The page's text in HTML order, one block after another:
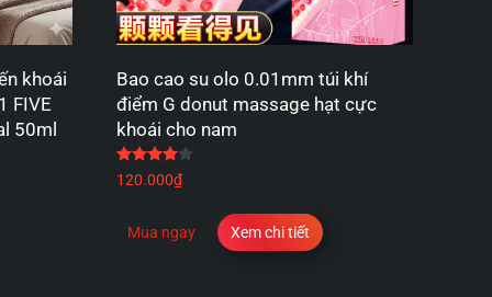
khoái
FIVE
50ml
Bao cao su olo 0.01mm túi khí
điểm G donut massage hạt cực
khoái cho nam
120.000₫
Mua ngay Xem chi tiết